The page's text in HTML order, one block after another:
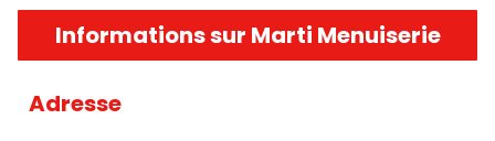
Informations sur Marti Menuiserie
Adresse